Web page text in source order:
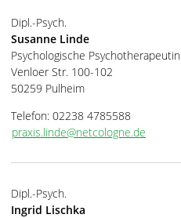
Dipl.-Psych.
Susanne Linde
Psychologische Psychotherapeutin
Venloer Str. 100-102
50259 Pulheim
Telefon: 02238 4785588
praxis.linde@netcologne.de
Dipl.-Psych.
Ingrid Lischka